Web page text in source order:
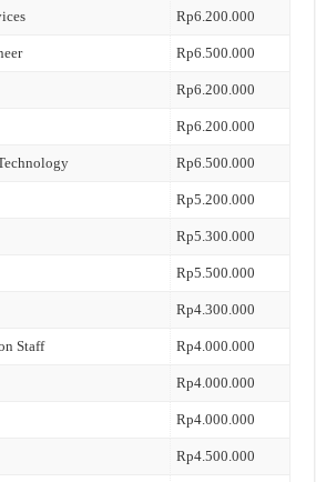
Rp6.200.000
Rp6.500.000
Rp6.200.000
Rp6.200.000
Rp6.500.000
Rp5.200.000
Rp5.300.000
Rp5.500.000
Rp4.300.000
Staff Rp4.000.000
Rp4.000.000
Rp4.000.000
Rp4.500.000